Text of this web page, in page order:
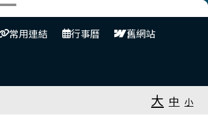
常用連結 行事曆 舊網站
大 中 小